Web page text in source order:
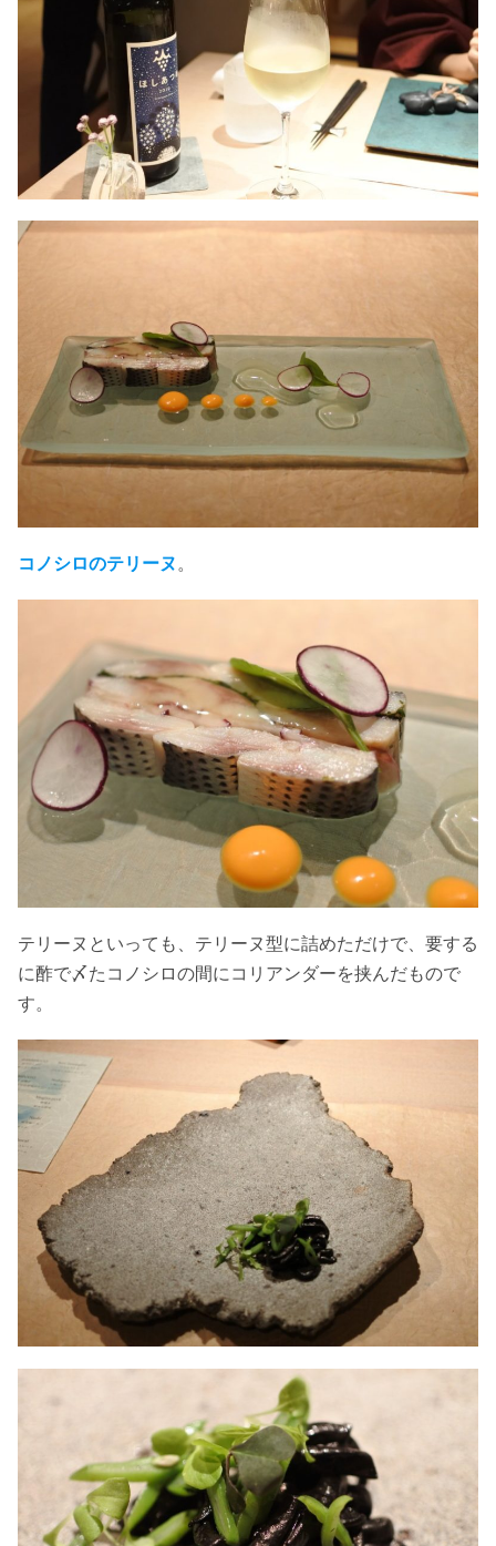
コノシロのテリーヌ 。
テリーヌといっても、テリーヌ型に詰めただけで、要する
に酢で〆たコノシロの間にコリアンダーを挟んだもので
す。